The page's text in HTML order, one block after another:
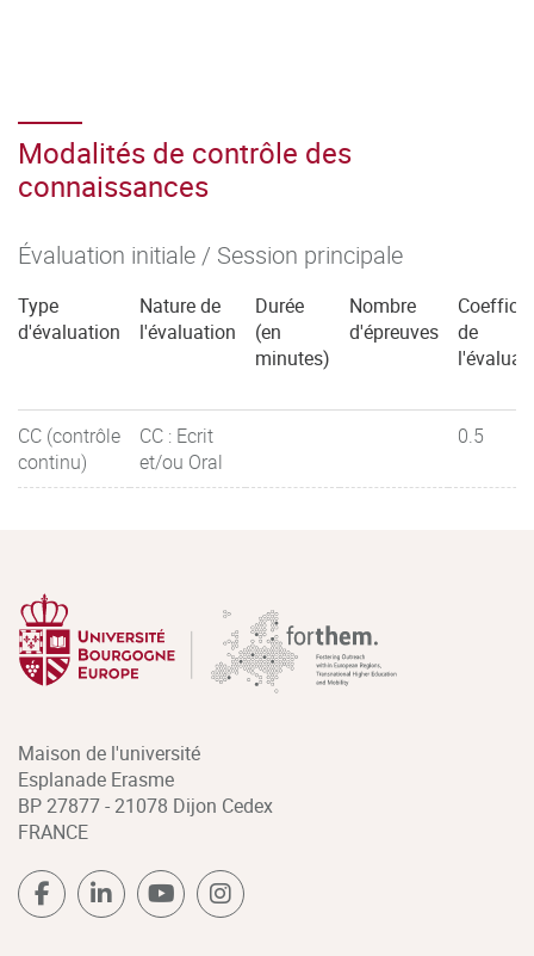
Modalités de contrôle des
connaissances
Évaluation initiale / Session principale
Type
d'évaluation
Nature de
l'évaluation
Durée
(en
minutes)
Nombre
d'épreuves
de
CC (contrôle
continu)
CC : Ecrit
et/ou Oral
0.5
Maison de l'université
Esplanade Erasme
BP 27877 - 21078 Dijon Cedex
FRANCE